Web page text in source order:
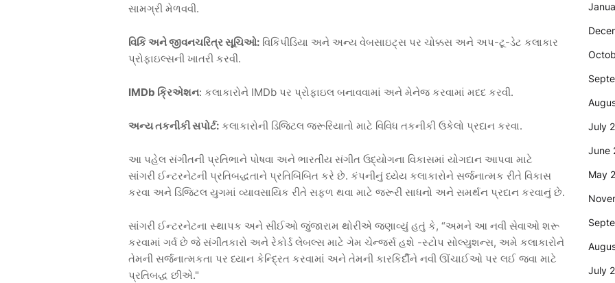
સામગ્રી મેળવવી.
વિકિ અને જીવનચરિત્ર સૂચિઓ: વિકિપીડિયા અને અન્ય વેબસાઇટ્સ પર ચોક્કસ અને અપ-ટૂ-ડેટ કલાકાર
પ્રોફાઇલ્સની ખાતરી કરવી.
IMDb ક્રિએશન: કલાકારોને IMDb પર પ્રોફાઇલ બનાવવામાં અને મેનેજ કરવામાં મદદ કરવી.
અન્ય તકનીકી સપોર્ટ: કલાકારોની ડિજિટલ જરૂરિયાતો માટે વિવિધ તકનીકી ઉકેલો પ્રદાન કરવા.
આ પહેલ સંગીતની પ્રતિભાને પોષવા અને ભારતીય સંગીત ઉદ્યોગના વિકાસમાં યોગદાન આપવા માટે
સાંગરી ઈન્ટરનેટની પ્રતિબદ્ધતાને પ્રતિબિંબિત કરે છે. કંપનીનું ધ્યેય કલાકારોને સર્જનાત્મક રીતે વિકાસ
કરવા અને ડિજિટલ યુગમાં વ્યાવસાયિક રીતે સફળ થવા માટે જરૂરી સાધનો અને સમર્થન પ્રદાન કરવાનું છે.
સાંગરી ઈન્ટરનેટના સ્થાપક અને સીઈઓ જુંજારામ થોરીએ જણાવ્યું હતું કે, “અમને આ નવી સેવાઓ શરૂ
કરવામાં ગર્વ છે જે સંગીતકારો અને રેકોર્ડ લેબલ્સ માટે ગેમ ચેન્જર્સ હશે -સ્ટોપ સોલ્યુશન્સ, અમે કલાકારોને
તેમની સર્જનાત્મકતા પર ધ્યાન કેન્દ્રિત કરવામાં અને તેમની કારકિર્દીને નવી ઊંચાઈઓ પર લઈ જવા માટે
પ્રતિબદ્ધ છીએ."
July
June
May
July